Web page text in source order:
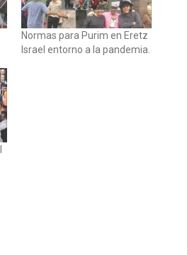
Normas para Purim en Eretz
Israel entorno a la pandemia.